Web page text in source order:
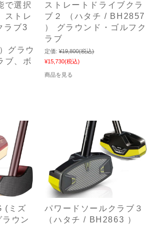
で選択
ストレ
ラブ3
グラウ
ブ、ボ
ストレートドライブクラ
ブ２ （ハタチ / BH2857
） グラウンド・ゴルフク
ラブ
定価: ¥19,800(税込)
¥15,730(税込)
商品を見る
(ミズ
ウン
パワードソールクラブ３
（ハタチ / BH2863 ）